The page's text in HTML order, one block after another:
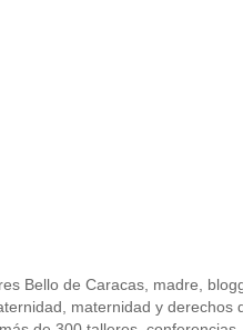
Bello de Caracas, madre,
maternidad y derechos